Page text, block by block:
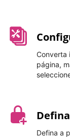
Converta
página,
Defina a